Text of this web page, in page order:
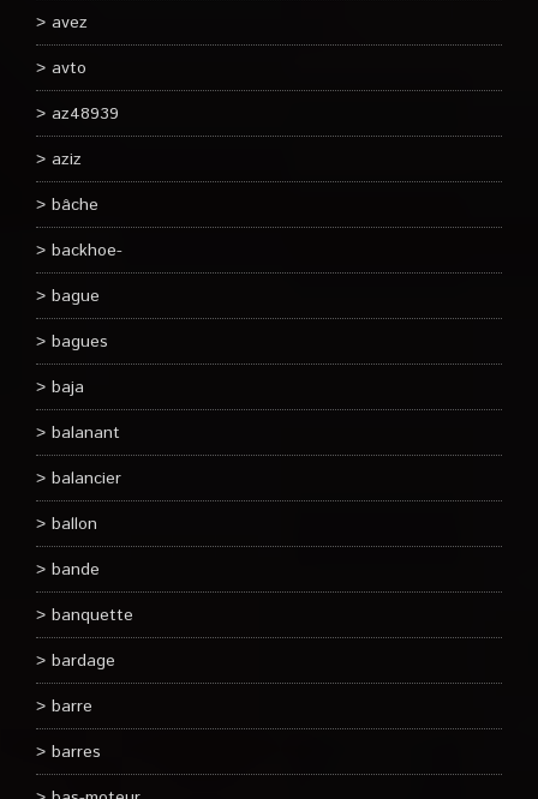
avez
avto
az48939
aziz
bâche
backhoe-
bague
bagues
baja
balanant
balancier
ballon
bande
banquette
bardage
barre
barres